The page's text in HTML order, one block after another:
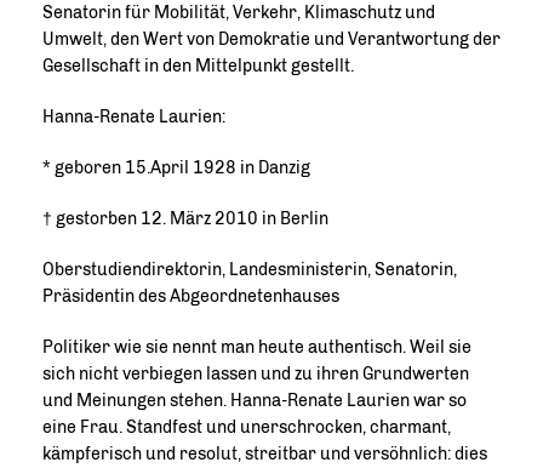
Senatorin für Mobilität, Verkehr, Klimaschutz und
Umwelt, den Wert von Demokratie und Verantwortung der
Gesellschaft in den Mittelpunkt gestellt.
Hanna-Renate Laurien:
* geboren 15.April 1928 in Danzig
gestorben 12. März 2010 in Berlin
Oberstudiendirektorin, Landesministerin, Senatorin,
Präsidentin des Abgeordnetenhauses
Politiker wie sie nennt man heute authentisch. Weil sie
sich nicht verbiegen lassen und zu ihren Grundwerten
und Meinungen stehen. Hanna-Renate Laurien war so
eine Frau. Standfest und unerschrocken, charmant,
kämpferisch und resolut, streitbar und versöhnlich: dies